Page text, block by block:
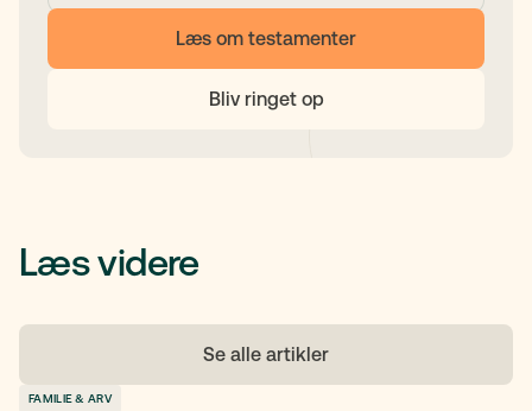
Læs om testamenter
Bliv ringet op
Læs videre
Se alle artikler
FAMILIE & ARV